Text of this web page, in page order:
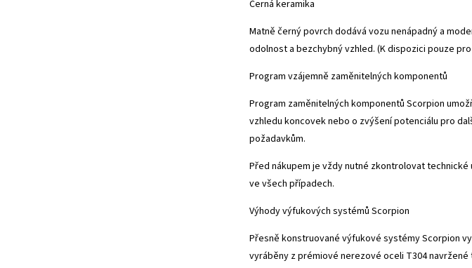
Černá keramika
Matně černý povrch dodává vozu nenápadný a
odolnost a bezchybný vzhled. (K dispozici pouze
Program vzájemně zaměnitelných komponentů
Program zaměnitelných komponentů Scorpion
vzhledu koncovek nebo o zvýšení potenciálu pro
požadavkům.
Před nákupem je vždy nutné zkontrolovat
ve všech případech.
Výhody výfukových systémů Scorpion
Přesně konstruované výfukové systémy Scorpion
vyráběny z prémiové nerezové oceli T304